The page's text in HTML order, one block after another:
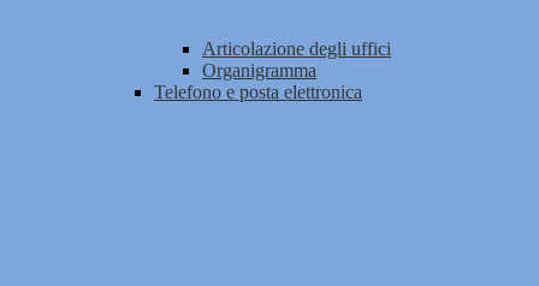
Articolazione degli uffici
Organigramma
Telefono e posta elettronica